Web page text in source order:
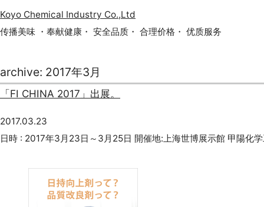
Koyo Chemical Industry Co.,Ltd
传播美味 ・奉献健康・ 安全品质・ 合理价格・ 优质服务
archive: 2017年3月
「FI CHINA 2017」出展。
2017.03.23
日時 : 2017年3月23日～3月25日 開催地:上海世博展示館 甲陽化